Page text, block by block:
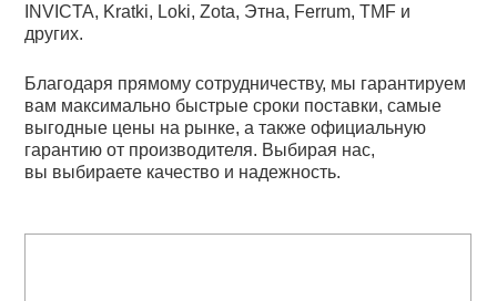
INVICTA, Kratki, Loki, Zota, Этна, Ferrum, TMF и
других.
Благодаря прямому сотрудничеству, мы гарантируем
вам максимально быстрые сроки поставки, самые
выгодные цены на рынке, а также официальную
гарантию от производителя. Выбирая нас,
вы выбираете качество и надежность.